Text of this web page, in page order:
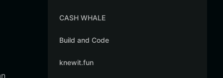
CASH WHALE
Build and Code
knewit.fun